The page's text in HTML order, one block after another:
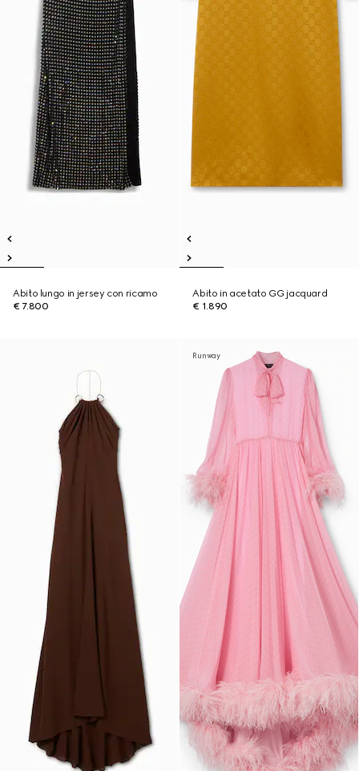
Abito lungo in jersey con ricamo
€ 7.800
Abito in acetato GG jacquard
€ 1.890
Runway